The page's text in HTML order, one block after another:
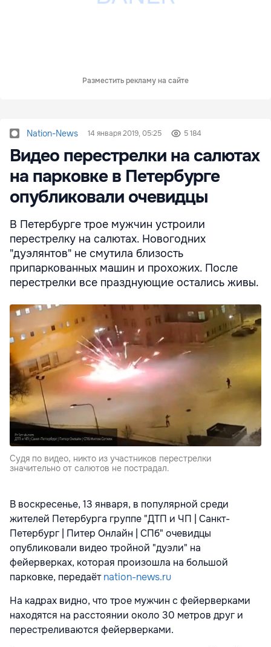
Разместить рекламу на сайте
Nation-News 14 января 2019, 05:25 5 184
Видео перестрелки на салютах
на парковке в Петербурге
опубликовали очевидцы
В Петербурге трое мужчин устроили
перестрелку на салютах. Новогодних
"дуэлянтов" не смутила близость
припаркованных машин и прохожих. После
перестрелки все празднующие остались живы.
Судя по видео, никто из участников перестрелки
значительно от салютов не пострадал.
В воскресенье, 13 января, в популярной среди
жителей Петербурга группе "ДТП и ЧП | Санкт-
Петербург | Питер Онлайн | СПб" очевидцы
опубликовали видео тройной "дуэли" на
фейерверках, которая произошла на большой
парковке, передаётnation-news.ru
На кадрах видно, что трое мужчин с фейерверками
находятся на расстоянии около 30 метров друг и
перестреливаются фейерверками.